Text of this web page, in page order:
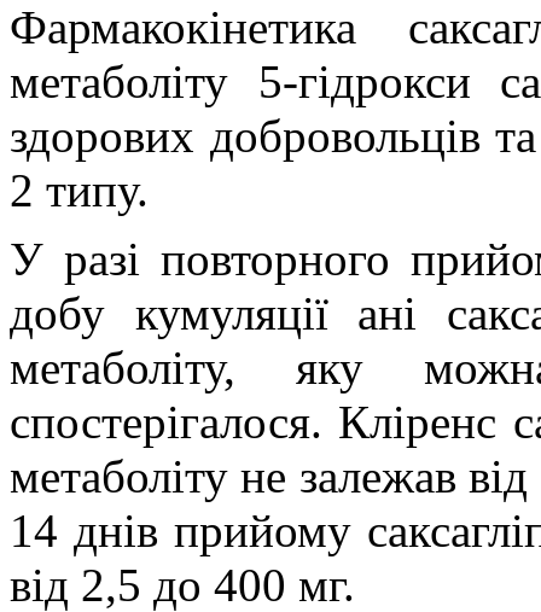
Фармакокінетика
метаболіту 5-гідрокси
здорових добровольців
2 типу.
У разі повторного
добу кумуляції ані
метаболіту, яку
спостерігалося. Кліренс
метаболіту не залежав
14 днів прийому
від 2,5 до 400 мг.